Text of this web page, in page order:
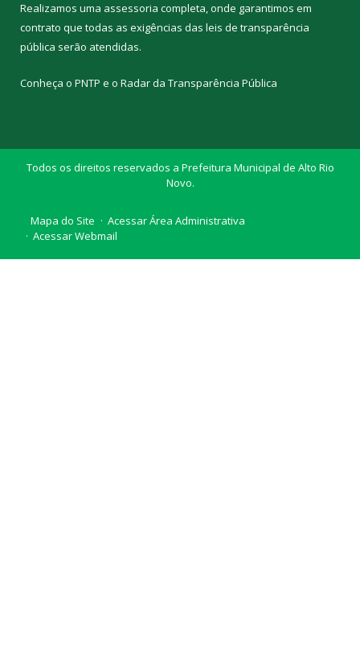
Realizamos uma assessoria completa, onde garantimos em
contrato que todas as exigências das leis de transparência
pública serão atendidas.
Conheça o PNTP e o Radar da Transparência Pública
Todos os direitos reservados a Prefeitura Municipal de Alto Rio
Novo.
Mapa do Site
Acessar Área Administrativa
Acessar Webmail